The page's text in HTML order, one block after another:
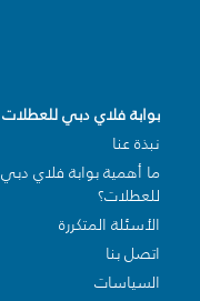
بوابة فلاي دبي للعطلات
نبذة عنا
ما أهمية بوابة فلاي دبي
للعطلات؟
الأسئلة المتكررة
اتصل بنا
السياسات